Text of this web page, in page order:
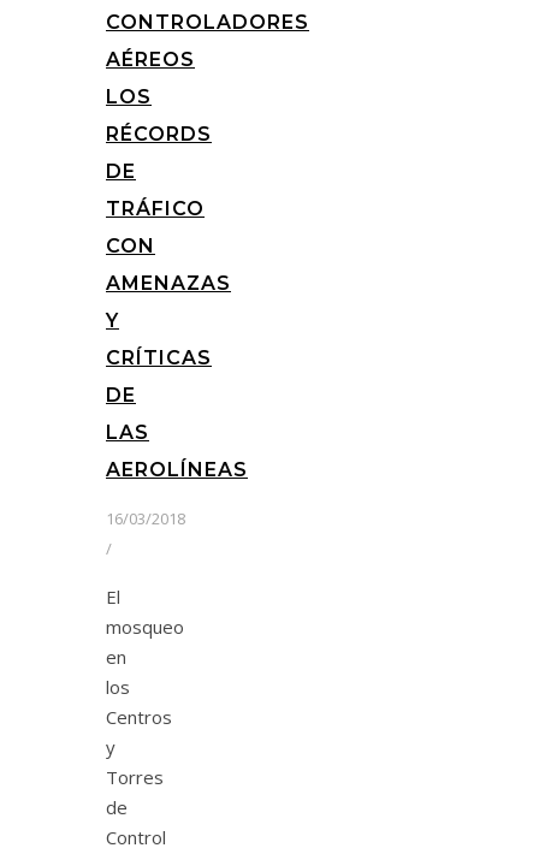
CONTROLADORES
AÉREOS
LOS
RÉCORDS
DE
TRÁFICO
CON
AMENAZAS
Y
CRÍTICAS
DE
LAS
AEROLÍNEAS
16/03/2018
/
El
mosqueo
en
los
Centros
y
Torres
de
Control